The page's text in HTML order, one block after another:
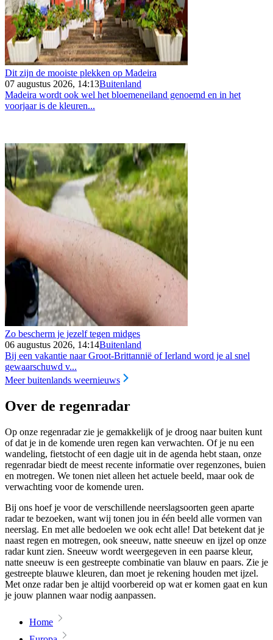
Dit zijn de mooiste plekken op Madeira
07 augustus 2026, 14:13Buitenland
Madeira wordt ook wel het bloemeneiland genoemd en in het
voorjaar is de kleuren...
Zo bescherm je jezelf tegen midges
06 augustus 2026, 14:14Buitenland
Bij een vakantie naar Groot-Brittannië of Ierland word je al snel
gewaarschuwd v...
Meer buitenlands weernieuws
Over de regenradar
Op onze regenradar zie je gemakkelijk of je droog naar buiten kunt
of dat je in de komende uren regen kan verwachten. Of je nu een
wandeling, fietstocht of een dagje uit in de agenda hebt staan, onze
regenradar biedt de meest recente informatie over regenzones, buien
en motregen. We tonen niet alleen het actuele beeld, maar ook de
verwachting voor de komende uren.
Bij ons hoef je voor de verschillende neerslagsoorten geen aparte
radar te bezoeken, want wij tonen jou in één beeld alle vormen van
neerslag. En met alle bedoelen we ook echt alle! Dat betekent dat je
naast regen en motregen, ook sneeuw, natte sneeuw en ijzel op onze
radar kunt zien. Sneeuw wordt weergegeven in een paarse kleur,
natte sneeuw is een gestreepte combinatie van blauw en paars. Zie je
gestreepte blauwe kleuren, dan moet je rekening houden met ijzel.
Met onze radar ben je altijd voorbereid op wat er komen gaat en kun
je jouw plannen waar nodig aanpassen.
Home